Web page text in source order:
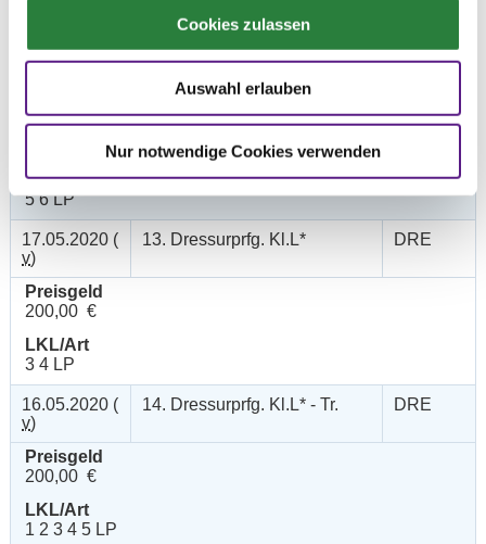
Cookies zulassen
Auswahl erlauben
Nur notwendige Cookies verwenden
Preisgeld
LKL/Art
5 6 LP
17.05.2020 (
v)
13. Dressurprfg. Kl.L* DRE
Preisgeld
200,00 €
LKL/Art
3 4 LP
16.05.2020 (
v)
14. Dressurprfg. Kl.L* - Tr. DRE
Preisgeld
200,00 €
LKL/Art
1 2 3 4 5 LP